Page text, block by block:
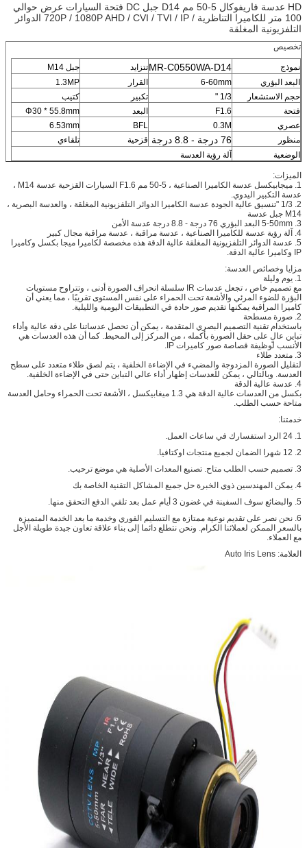
HD عدسة فاريفوكال 5-50 مم D14 جبل DC فتحة السيارات عرض حوالي
100 متر للكاميرا التناظرية / 720P / 1080P AHD / CVI / TVI / IP الدوائر
التلفزيونية المغلقة
تخصيص
نموذج MR-C0550WA-D14تتزايد
جبل M14
البعد البؤري
6-60mm القرار
1.3MP
حجم الاستشعار
1/3 " تكبير
كتيب
فتحة
F1.6 البعد
Φ30 * 55.8mm
عصري
0.3M
BFL
6.53mm
منظور
76 درجة - 8.8 درجة قزحية
تلقاءي
الوضعية
آلة رؤية العدسة
الميزات:
1. ميجابيكسل عدسة الكاميرا الصناعية ، 5-50 مم F1.6 السيارات القزحية عدسة M14 ،
عدسة التكبير اليدوي.
2. 1/3 "تنسيق عالية الجودة عدسة الكاميرا الدوائر التلفزيونية المغلقة ، والعدسة البصرية ،
M14 جبل عدسة
3. 5-50mm البعد البؤري 76 درجة - 8.8 درجة عدسة الأمن
4. آلة رؤية عدسة للكاميرا الصناعية ، عدسة مراقبة ، عدسة مراقبة مجال كبير
5. عدسة الدوائر التلفزيونية المغلقة عالية الدقة هذه مخصصة لكاميرا ميجا بكسل وكاميرا
IP وكاميرا عالية الدقة.
مزايا وخصائص العدسة:
1. يوم وليلة
مع تصميم خاص ، تجعل عدسات IR سلسلة انحراف الصورة أدنى ، وتتراوح مستويات
البؤرة للضوء المرئي والأشعة تحت الحمراء على نفس المستوى تقريبًا ، مما يعني أن
كاميرا المراقبة يمكنها تقديم صور حادة في التطبيقات اليومية والليلية.
2. صورة مسطحة
باستخدام تقنية التصميم البصري المتقدمة ، يمكن أن تحصل عدساتنا على دقة عالية وأداء
تباين عالٍ على حقل الصورة بأكمله ، من المركز إلى المحيط. كما أن هذه العدسات هي
الأنسب لوظيفة قصاصة صور كاميرات IP.
3. متعدد طلاء
لتقليل الصورة المزدوجة والمضيء في الإضاءة الخلفية ، يتم لصق طلاء متعدد على سطح
العدسة. وبالتالي ، يمكن للعدسات إظهار أداء عالي التباين حتى في الإضاءة الخلفية.
4. عدسة عالية الدقة
بكسل من العدسات عالية الدقة هي 1.3 ميغابيكسل ، الأشعة تحت الحمراء وحامل العدسة
متاحة حسب الطلب.
خدمتنا:
1. 24 الرد استفسارك في ساعات العمل.
2. 12 شهرا الضمان لجميع منتجات اوكتافيا.
3. تصميم حسب الطلب متاح.
تصنيع المعدات الأصلية هي موضع ترحيب.
4. يمكن المهندسين ذوي الخبرة حل جميع المشاكل التقنية الخاصة بك
5. والبضائع سوف السفينة في غضون 3 أيام عمل بعد تلقي الدفع التحقق منها.
6. نحن نصر على تقديم نوعية ممتازة مع التسليم الفوري وخدمة ما بعد الخدمة المتميزة
بالسعر الممكن لعملائنا الكرام. ونحن نتطلع دائما إلى بناء علاقة تعاون جيدة طويلة الأجل
مع العملاء.
العلامة: Auto Iris Lens